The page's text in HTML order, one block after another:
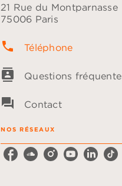
21 Rue du Montparnasse
75006 Paris
phone Téléphone
contacts Questions
question_answer Contact
NOS RÉSEAUX